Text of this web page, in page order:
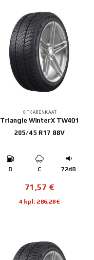
KITKARENKAAT
Triangle WinterX TW401
205/45 R17 88V
D C 72dB
71,57 €
4 kpl: 286,28€